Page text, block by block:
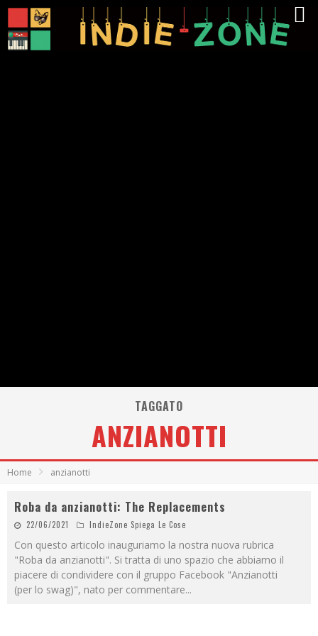
TAGGATO
ANZIANOTTI
Home anzianotti
Roba da anzianotti: The Replacements
22/06/2021 IndieZone Spiega Le Cose
Con questo articolo inauguriamo la nostra nuova rubrica
"Roba da anzianotti". Si tratta di uno spazio che abbiamo il
piacere di condividere con il gruppo Facebook "Anzianotti
(per lo swag)", nato per commentare...